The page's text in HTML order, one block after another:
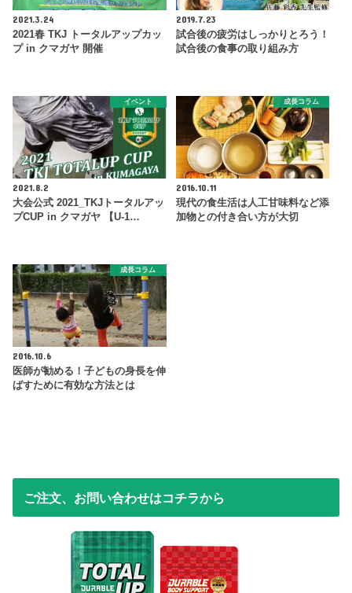
2021.3.24
2021春 TKJ トータルアップカッ
プ in クマガヤ 開催
2019.7.23
試合後の疲労はしっかりとろう！
試合後の食事の取り組み方
イベント
2021.8.2
大会公式 2021_TKJトータルアッ
プCUP in クマガヤ 【U-1…
成長コラム
2016.10.11
現代の食生活は人工甘味料など添
加物との付き合い方が大切
成長コラム
2016.10.6
医師が勧める！子どもの身長を伸
ばすために有効な方法とは
ご注文、お問い合わせはコチラから